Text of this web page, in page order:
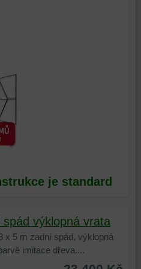
je standard
výklopná vrata
x 5 m zadní spád, výklopná
imitace dřeva....